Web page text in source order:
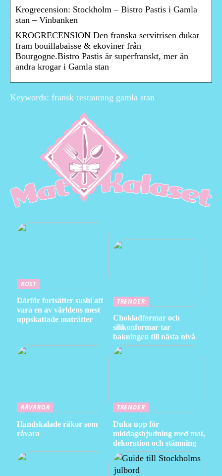
Krogrecension: Stockholm – Bistro Pastis i Gamla
stan – Vinbanken
KROGRECENSION Den franska servitrisen dukar
fram bouillabaisse & ekoviner från
Bourgogne.Bistro Pastis är superfranskt, mer än
andra krogar i Gamla stan
Keywords: fransk restaurang gamla stan
KOST
Därför fortsätter sushi att
vara en av världens mest
uppskattade maträtter
TRENDER
Chokladformar och
silikonformar tar
bakningen till nästa nivå
RÅVAROR
Handskalade räkor som
råvara
TRENDER
Duka upp för
middagsbjudning med mat,
dekoration och stämning